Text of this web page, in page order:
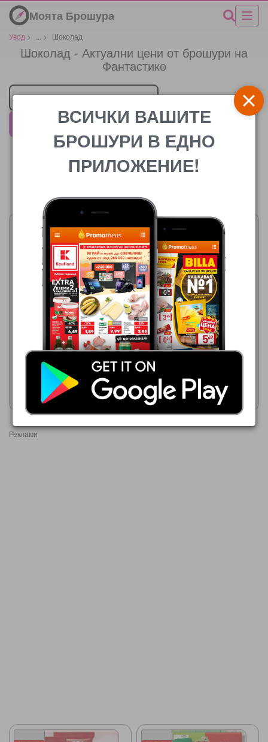
Моята Брошура
Увод > > Шоколад
Шоколад - Актуални цени от брошури на
Фантастико
Търговец
Фантастико
Фантастико
06.08.2026 - 12.08.2026
0,79 €
Млечен шоколад
Покажи брошурата
Фантастико
06.08.2026 - 12.08.2026
1,49 €
Шоколад Milka
Покажи брошурата
Реклами
ВСИЧКИ ВАШИТЕ
БРОШУРИ В ЕДНО
ПРИЛОЖЕНИЕ!